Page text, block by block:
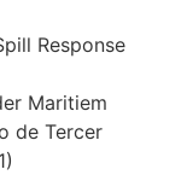
Response
Maritiem
de Tercer